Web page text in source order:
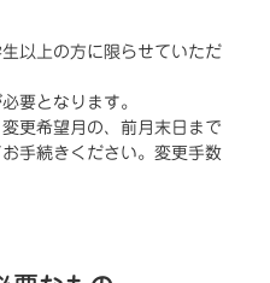
以上の方に限らせていただ
要となります。
更希望月の、前月末日まで
手続きください。変更手数